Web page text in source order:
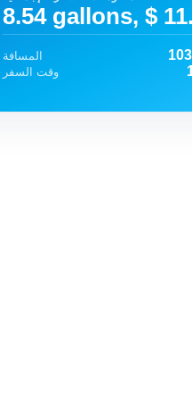
8.54 gallons, $
المسافة
وقت السفر